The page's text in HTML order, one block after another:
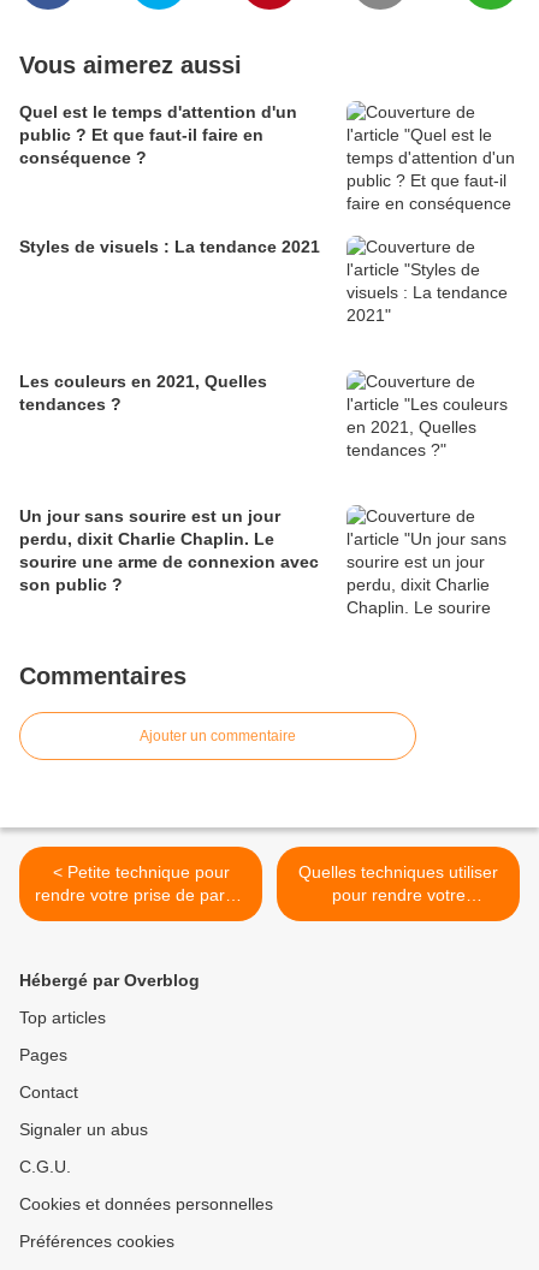
Vous aimerez aussi
Quel est le temps d'attention d'un
public ? Et que faut-il faire en
conséquence ?
Styles de visuels : La tendance 2021
Les couleurs en 2021, Quelles
tendances ?
Un jour sans sourire est un jour
perdu, dixit Charlie Chaplin. Le
sourire une arme de connexion avec
son public ?
Commentaires
Ajouter un commentaire
< Petite technique pour
rendre votre prise de parole
plus dynamique et vous
Quelles techniques utiliser
pour rendre votre
Storytelling encore plus
Hébergé par Overblog
Top articles
Pages
Contact
Signaler un abus
C.G.U.
Cookies et données personnelles
Préférences cookies